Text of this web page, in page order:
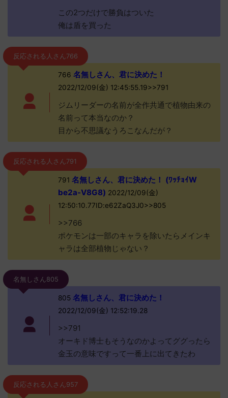
この2つだけで勝負はついた
俺は盾を買った
反応される人さん766
766 名無しさん、君に決めた！
2022/12/09(金) 12:45:55.19>>791
ジムリーダーの名前が全作共通で植物由来の
名前って本当なのか？
目から不思議なうろこなんだが？
反応される人さん791
791 名無しさん、君に決めた！ (ﾜｯﾁｮｲW
be2a-V8G8) 2022/12/09(金)
12:50:10.77ID:e62ZaQ3J0>>805
>>766
ポケモンは一部のキャラを除いたらメインキ
ャラは全部植物じゃない？
名無しさん805
805名無しさん、君に決めた！
2022/12/09(金) 12:52:19.28
>>791
オーキド博士もそうなのかよってググったら
金玉の意味ですって一番上に出てきたわ
反応される人さん957